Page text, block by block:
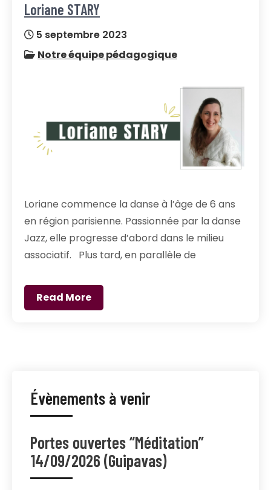
Loriane STARY
5 septembre 2023
Notre équipe pédagogique
Loriane commence la danse à l’âge de 6 ans
en région parisienne. Passionnée par la danse
Jazz, elle progresse d’abord dans le milieu
associatif. Plus tard, en parallèle de
Read More
Évènements à venir
Portes ouvertes “Méditation”
14/09/2026 (Guipavas)